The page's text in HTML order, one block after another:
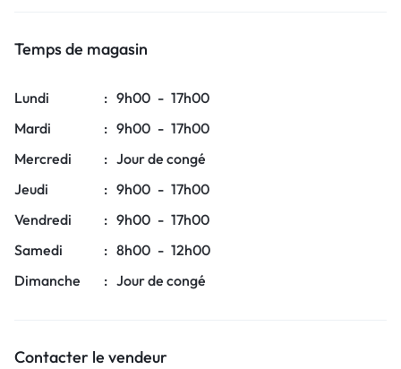
Temps de magasin
Lundi : 9h00 - 17h00
Mardi
: 9h00 - 17h00
Mercredi
: Jour de congé
Jeudi
: 9h00 - 17h00
Vendredi
: 9h00 - 17h00
Samedi
: 8h00 - 12h00
Dimanche
: Jour de congé
Contacter le vendeur